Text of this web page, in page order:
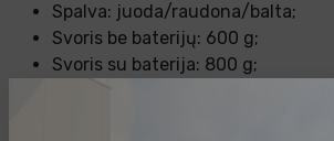
Spalva: juoda/raudona/balta;
Svoris be baterijų: 600 g;
Svoris su baterija: 800 g;